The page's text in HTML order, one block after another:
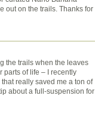
out on the trails. Thanks for
the trails when the leaves
parts of life – I recently
really saved me a ton of
about a full-suspension for